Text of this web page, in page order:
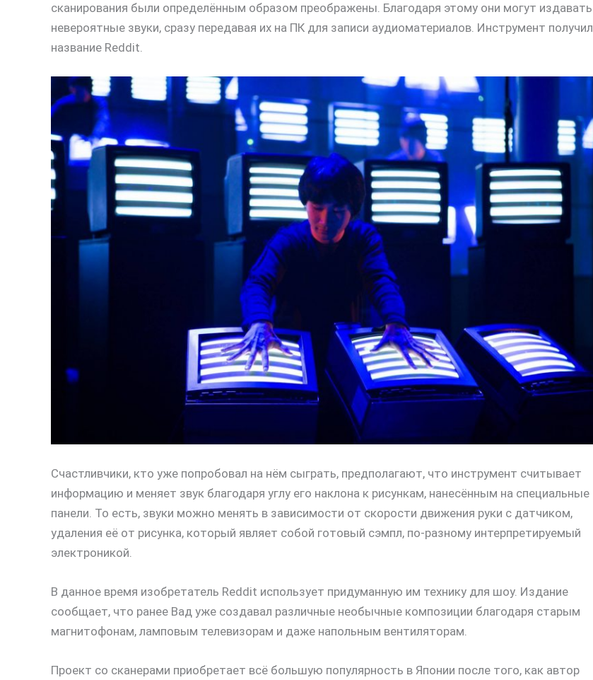
сканирования были определённым образом преображены. Благодаря этому они могут издавать
невероятные звуки, сразу передавая их на ПК для записи аудиоматериалов. Инструмент получил
название Reddit.
Счастливчики, кто уже попробовал на нём сыграть, предполагают, что инструмент считывает
информацию и меняет звук благодаря углу его наклона к рисункам, нанесённым на специальные
панели. То есть, звуки можно менять в зависимости от скорости движения руки с датчиком,
удаления её от рисунка, который являет собой готовый сэмпл, по-разному интерпретируемый
электроникой.
В данное время изобретатель Reddit использует придуманную им технику для шоу. Издание
сообщает, что ранее Вад уже создавал различные необычные композиции благодаря старым
магнитофонам, ламповым телевизорам и даже напольным вентиляторам.
Проект со сканерами приобретает всё большую популярность в Японии после того, как автор